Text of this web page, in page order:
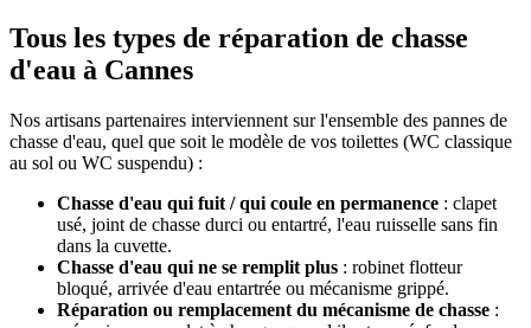
Tous les types de réparation de chasse
d'eau à Cannes
Nos artisans partenaires interviennent sur l'ensemble des pannes de
chasse d'eau, quel que soit le modèle de vos toilettes (WC classique
au sol ou WC suspendu) :
Chasse d'eau qui fuit / qui coule en permanence : clapet
usé, joint de chasse durci ou entartré, l'eau ruisselle sans fin
dans la cuvette.
Chasse d'eau qui ne se remplit plus : robinet flotteur
bloqué, arrivée d'eau entartrée ou mécanisme grippé.
Réparation ou remplacement du mécanisme de chasse :